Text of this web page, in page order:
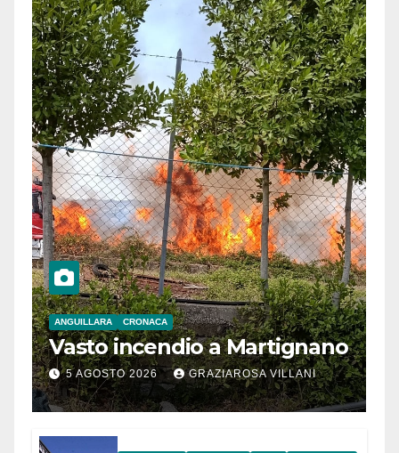
ANGUILLARA CRONACA
Vasto incendio a Martignano
5 AGOSTO 2026 GRAZIAROSA VILLANI